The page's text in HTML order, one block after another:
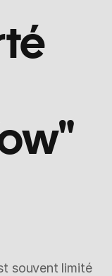
souvent limité